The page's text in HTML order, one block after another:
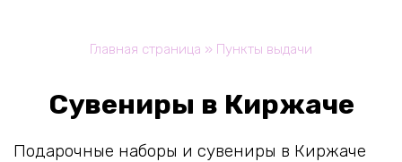
Главная страница » Пункты выдачи
Сувениры в Киржаче
Подарочные наборы и сувениры в Киржаче